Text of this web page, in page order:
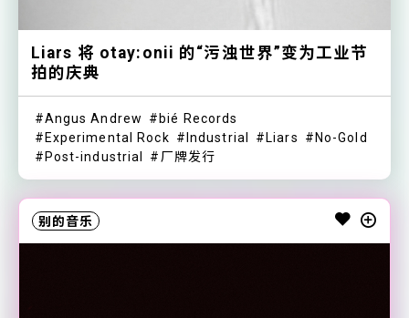
Liars 将 otay:onii 的“污浊世界”变为工业节
拍的庆典
Angus Andrew
bié Records
Experimental Rock
Industrial Liars
No-Gold
Post-industrial
厂牌发行
别的音乐